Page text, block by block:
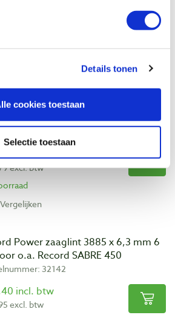
Details tonen
cookies toestaan
Selectie toestaan
Power zaaglinten set 3 stuks
x 6,3 - 9,5 - 19 mm 6 en 3 tpi voor
SABRE 450
incl. btw
excl. btw
Vergelijken
Power zaaglint 3885 x 6,3 mm 6
o.a. Record SABRE 450
32142
incl. btw
excl. btw